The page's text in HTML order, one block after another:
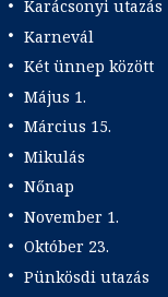
Karácsonyi utazás
Karnevál
Két ünnep között
Május 1.
Március 15.
Mikulás
Nőnap
November 1.
Október 23.
Pünkösdi utazás